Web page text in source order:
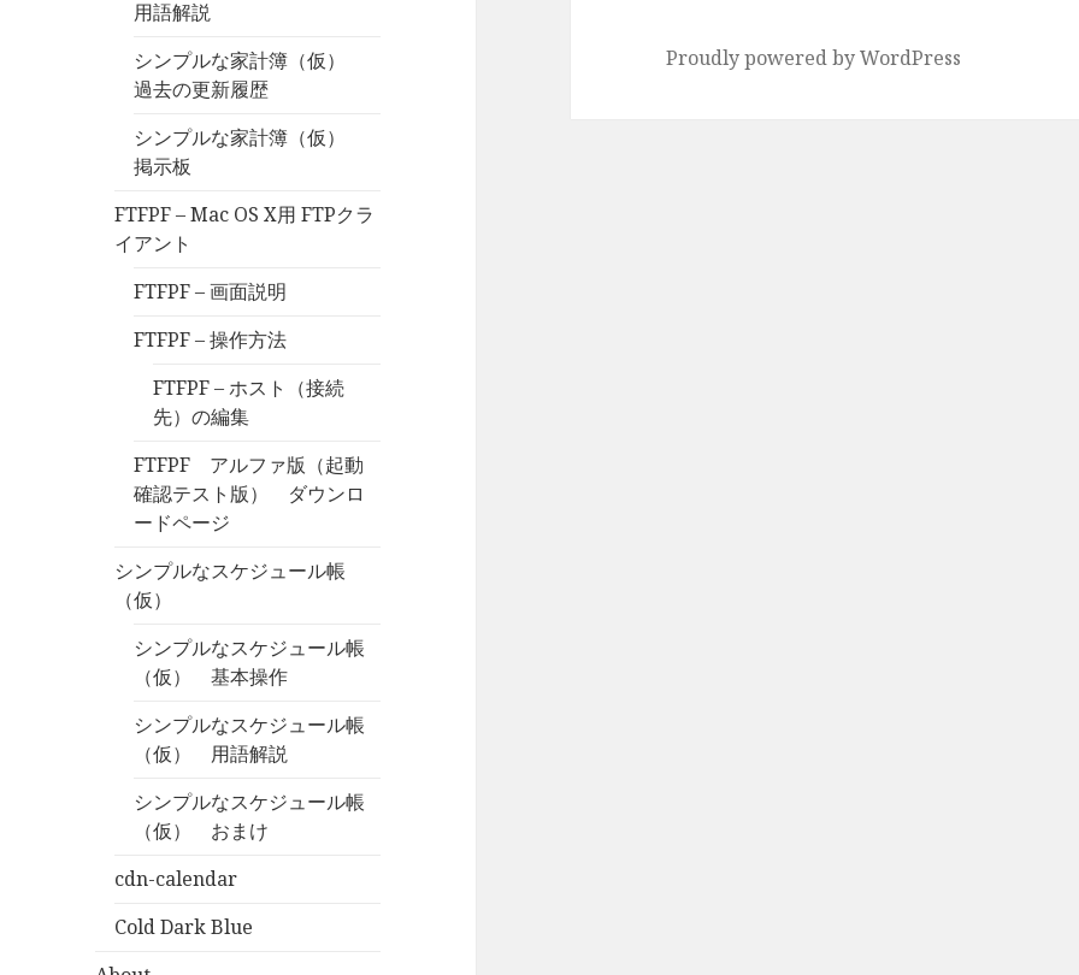
用語解説
シンプルな家計簿（仮）
過去の更新履歴
シンプルな家計簿（仮）
掲示板
FTFPF – Mac OS X用 FTPクラ
イアント
FTFPF – 画面説明
FTFPF – 操作方法
FTFPF – ホスト（接続
先）の編集
FTFPF アルファ版（起動
確認テスト版） ダウンロ
ードページ
シンプルなスケジュール帳
（仮）
シンプルなスケジュール帳
（仮） 基本操作
シンプルなスケジュール帳
（仮） 用語解説
シンプルなスケジュール帳
（仮） おまけ
cdn-calendar
Cold Dark Blue
Proudly powered by WordPress